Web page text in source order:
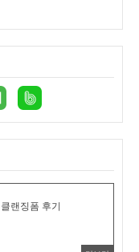
랜징폼 후기